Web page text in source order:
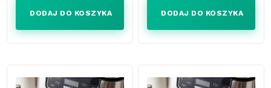
DODAJ DO KOSZYKA DODAJ DO KOSZYKA